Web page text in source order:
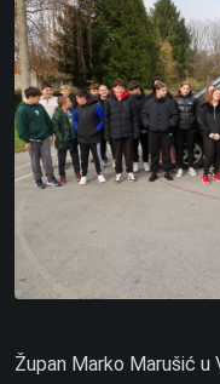
Župan Marko Marušić